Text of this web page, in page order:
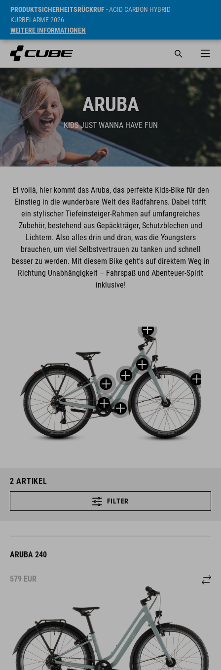
PRODUKTSICHERHEITSRÜCKRUF- ACID CARBON HYBRID
KURBELARME 2026
WEITERE INFORMATIONEN
ARUBA
KIDS JUST WANNA HAVE FUN
Et voilà, hier kommt das Aruba, das perfekte Kids-Bike für den
Einstieg in die wunderbare Welt des Radfahrens. Dabei trifft
ein stylischer Tiefeinsteiger-Rahmen auf umfangreiches
Zubehör, bestehend aus Gepäckträger, Schutzblechen und
Lichtern. Also alles drin und dran, was die Youngsters
brauchen, um viel Selbstvertrauen zu tanken und schnell
besser zu werden. Mit diesem Bike geht's auf direktem Weg in
Richtung Unabhängigkeit – Fahrspaß und Abenteuer-Spirit
inklusive!
2 ARTIKEL
FILTER
ARUBA 240
579 EUR